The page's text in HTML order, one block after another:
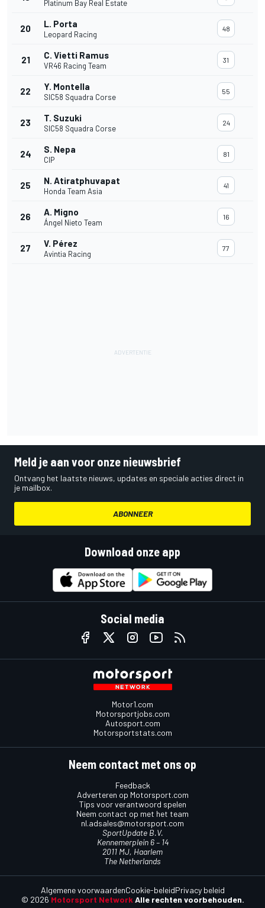
Platinum Bay Real Estate
20 L. Porta
Leopard Racing
48
21 C. Vietti Ramus
VR46 Racing Team
31
22 Y. Montella
SIC58 Squadra Corse
55
23 T. Suzuki
SIC58 Squadra Corse
24
24 S. Nepa
CIP
81
25 N. Atiratphuvapat
Honda Team Asia
41
26 A. Migno
Ángel Nieto Team
16
27 V. Pérez
Avintia Racing
77
Meld je aan voor onze nieuwsbrief
Ontvang het laatste nieuws, updates en speciale acties direct in
je mailbox.
ABONNEER
Download onze app
Social media
Motor1.com
Motorsportjobs.com
Autosport.com
Motorsportstats.com
Neem contact met ons op
Feedback
Adverteren op Motorsport.com
Tips voor verantwoord spelen
Neem contact op met het team
nl.adsales@motorsport.com
SportUpdate B.V.
Kennemerplein 6 – 14
2011 MJ, Haarlem
The Netherlands
© 2026 Motorsport Network Alle rechten voorbehouden.
Algemene voorwaardenCookie-beleidPrivacy beleid